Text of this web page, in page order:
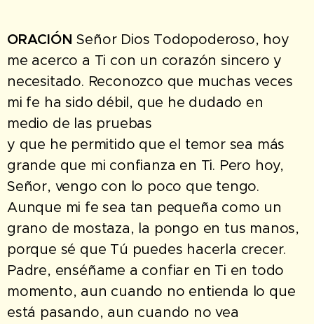
ORACIÓN Señor Dios Todopoderoso, hoy
me acerco a Ti con un corazón sincero y
necesitado. Reconozco que muchas veces
mi fe ha sido débil, que he dudado en
medio de las pruebas
y que he permitido que el temor sea más
grande que mi confianza en Ti. Pero hoy,
Señor, vengo con lo poco que tengo.
Aunque mi fe sea tan pequeña como un
grano de mostaza, la pongo en tus manos,
porque sé que Tú puedes hacerla crecer.
Padre, enséñame a confiar en Ti en todo
momento, aun cuando no entienda lo que
está pasando, aun cuando no vea